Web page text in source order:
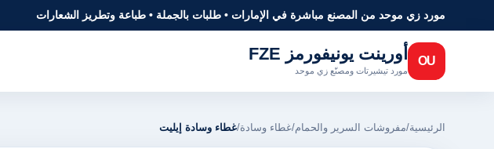
مورد زي موحد من المصنع مباشرة في الإمارات • طلبات بالجملة • طباعة وتطريز الشعارات
OU أورينت يونيفورمز FZE
مورد تيشيرتات ومصنّع زي موحد
الرئيسية/مفروشات السرير والحمام/غطاء وسادة/غطاء وسادة إيليت